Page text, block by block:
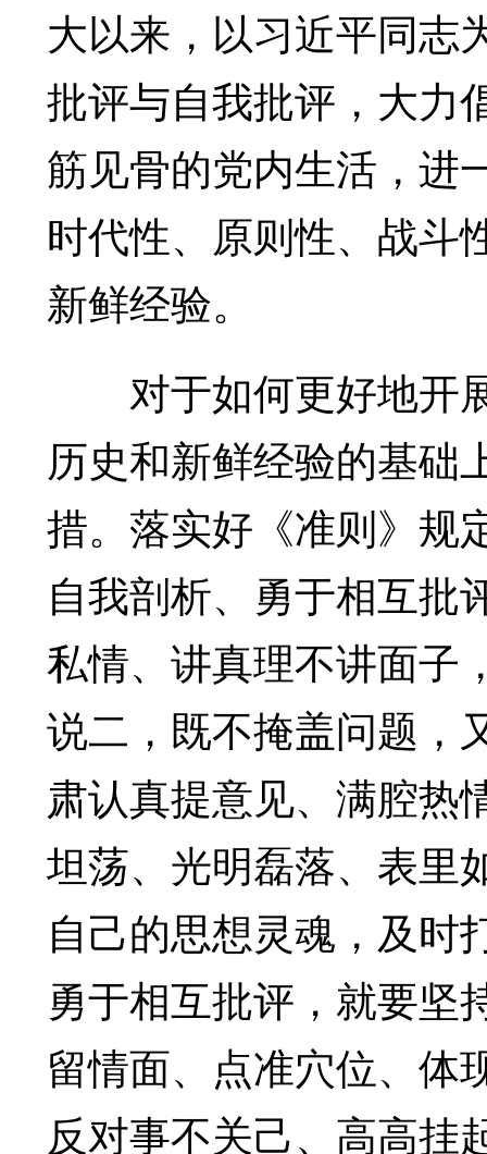
大以来，以习近平同志
批评与自我批评，大力
筋见骨的党内生活，进
时代性、原则性、战斗
新鲜经验。
对于如何更好地开
历史和新鲜经验的基础
措。落实好《准则》规
自我剖析、勇于相互批
私情、讲真理不讲面子
说二，既不掩盖问题，
肃认真提意见、满腔热
坦荡、光明磊落、表里
自己的思想灵魂，及时
勇于相互批评，就要坚
留情面、点准穴位、体
反对事不关己、高高挂